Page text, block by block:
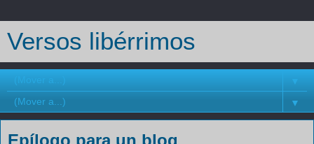
Versos libérrimos
▼
▼
Epílogo para un blog